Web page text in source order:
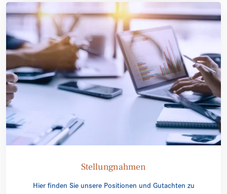
Stellungnahmen
Hier finden Sie unsere Positionen und Gutachten zu